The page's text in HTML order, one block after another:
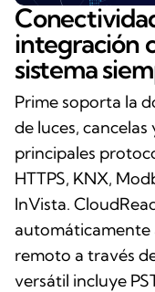
integración
sistema
Prime soporta la
de luces,
principales
HTTPS, KNX,
InVista.
automáticamente
remoto a través
versátil incluye